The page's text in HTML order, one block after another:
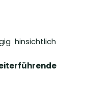
hinsichtlich